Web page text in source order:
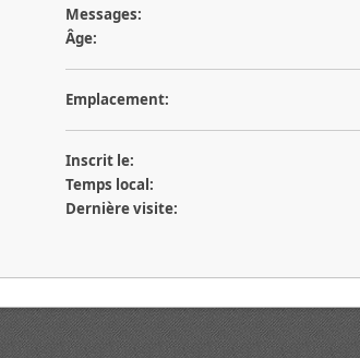
Messages:
Âge:
Emplacement:
Inscrit le:
Temps local:
Dernière visite: